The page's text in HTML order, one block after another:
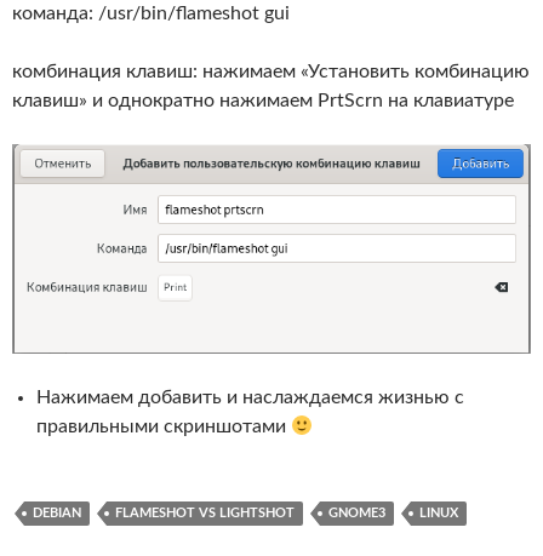
команда: /usr/bin/flameshot gui
комбинация клавиш: нажимаем «Установить комбинацию
клавиш» и однократно нажимаем PrtScrn на клавиатуре
Нажимаем добавить и наслаждаемся жизнью с
правильными скриншотами
DEBIAN FLAMESHOT VS LIGHTSHOT GNOME3 LINUX